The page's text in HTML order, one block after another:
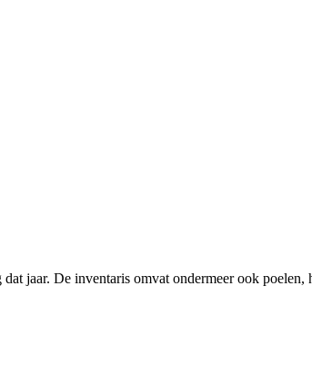
jaar. De inventaris omvat ondermeer ook